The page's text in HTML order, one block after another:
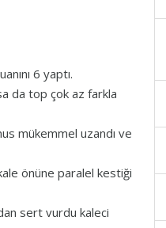
6 yaptı.
da top çok az farkla
mükemmel uzandı ve
önüne paralel kestiği
sert vurdu kaleci